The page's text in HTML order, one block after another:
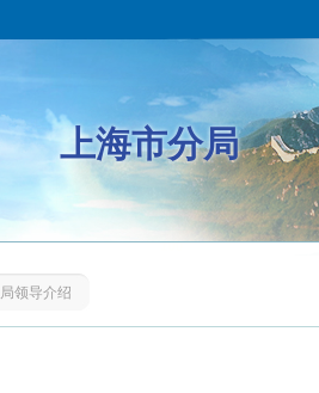
上海市分局
局领导介绍